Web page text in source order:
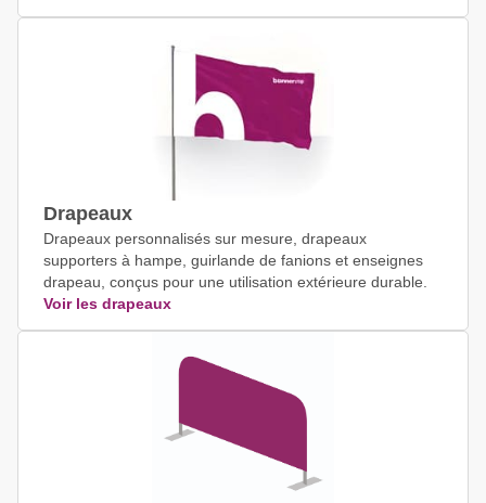
Drapeaux
Drapeaux personnalisés sur mesure, drapeaux
supporters à hampe, guirlande de fanions et enseignes
drapeau, conçus pour une utilisation extérieure durable.
Voir les drapeaux